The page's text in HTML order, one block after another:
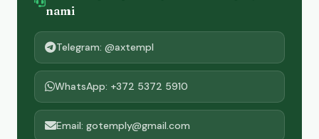
nami
Telegram: @axtempl
WhatsApp: +372 5372 5910
Email: gotemply@gmail.com